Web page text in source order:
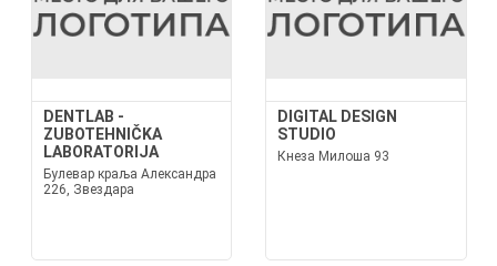
DENTLAB -
ZUBOTEHNIČKA
LABORATORIJA
Булевар краља Александра
226, Звездара
DIGITAL DESIGN
STUDIO
Кнеза Милоша 93